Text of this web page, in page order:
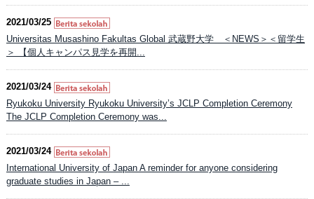
2021/03/25
Universitas Musashino Fakultas Global 武蔵野大学 ＜NEWS＞＜留学生
＞ 【個人キャンパス見学を再開...
2021/03/24
Ryukoku University Ryukoku University’s JCLP Completion Ceremony
The JCLP Completion Ceremony was...
2021/03/24
International University of Japan A reminder for anyone considering
graduate studies in Japan – ...